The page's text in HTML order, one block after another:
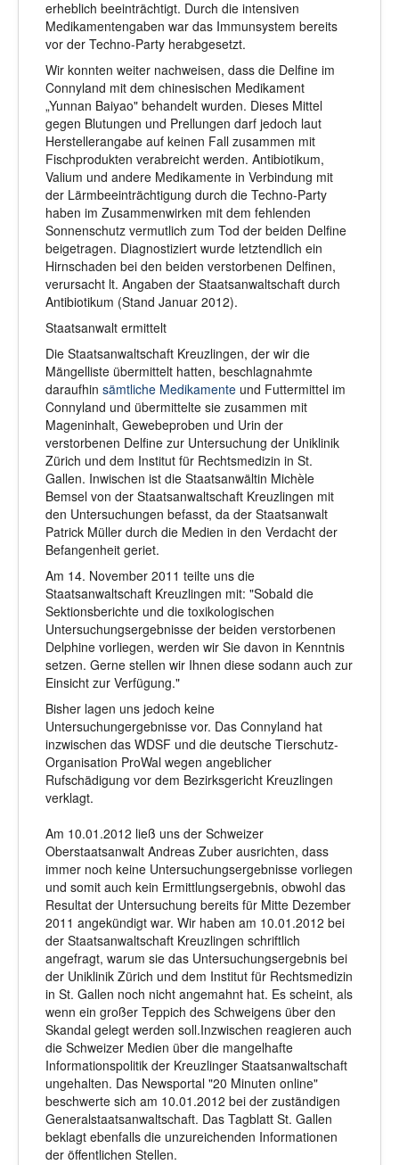
erheblich beeinträchtigt. Durch die intensiven
Medikamentengaben war das Immunsystem bereits
vor der Techno-Party herabgesetzt.
Wir konnten weiter nachweisen, dass die Delfine im
Connyland mit dem chinesischen Medikament
„Yunnan Baiyao" behandelt wurden. Dieses Mittel
gegen Blutungen und Prellungen darf jedoch laut
Herstellerangabe auf keinen Fall zusammen mit
Fischprodukten verabreicht werden. Antibiotikum,
Valium und andere Medikamente in Verbindung mit
der Lärmbeeinträchtigung durch die Techno-Party
haben im Zusammenwirken mit dem fehlenden
Sonnenschutz vermutlich zum Tod der beiden Delfine
beigetragen. Diagnostiziert wurde letztendlich ein
Hirnschaden bei den beiden verstorbenen Delfinen,
verursacht lt. Angaben der Staatsanwaltschaft durch
Antibiotikum (Stand Januar 2012).
Staatsanwalt ermittelt
Die Staatsanwaltschaft Kreuzlingen, der wir die
Mängelliste übermittelt hatten, beschlagnahmte
daraufhin sämtliche Medikamente und Futtermittel im
Connyland und übermittelte sie zusammen mit
Mageninhalt, Gewebeproben und Urin der
verstorbenen Delfine zur Untersuchung der Uniklinik
Zürich und dem Institut für Rechtsmedizin in St.
Gallen. Inwischen ist die Staatsanwältin Michèle
Bemsel von der Staatsanwaltschaft Kreuzlingen mit
den Untersuchungen befasst, da der Staatsanwalt
Patrick Müller durch die Medien in den Verdacht der
Befangenheit geriet.
Am 14. November 2011 teilte uns die
Staatsanwaltschaft Kreuzlingen mit: "Sobald die
Sektionsberichte und die toxikologischen
Untersuchungsergebnisse der beiden verstorbenen
Delphine vorliegen, werden wir Sie davon in Kenntnis
setzen. Gerne stellen wir Ihnen diese sodann auch zur
Einsicht zur Verfügung."
Bisher lagen uns jedoch keine
Untersuchungergebnisse vor. Das Connyland hat
inzwischen das WDSF und die deutsche Tierschutz-
Organisation ProWal wegen angeblicher
Rufschädigung vor dem Bezirksgericht Kreuzlingen
verklagt.
Am 10.01.2012 ließ uns der Schweizer
Oberstaatsanwalt Andreas Zuber ausrichten, dass
immer noch keine Untersuchungsergebnisse vorliegen
und somit auch kein Ermittlungsergebnis, obwohl das
Resultat der Untersuchung bereits für Mitte Dezember
2011 angekündigt war. Wir haben am 10.01.2012 bei
der Staatsanwaltschaft Kreuzlingen schriftlich
angefragt, warum sie das Untersuchungsergebnis bei
der Uniklinik Zürich und dem Institut für Rechtsmedizin
in St. Gallen noch nicht angemahnt hat. Es scheint, als
wenn ein großer Teppich des Schweigens über den
Skandal gelegt werden soll.Inzwischen reagieren auch
die Schweizer Medien über die mangelhafte
Informationspolitik der Kreuzlinger Staatsanwaltschaft
ungehalten. Das Newsportal "20 Minuten online"
beschwerte sich am 10.01.2012 bei der zuständigen
Generalstaatsanwaltschaft. Das Tagblatt St. Gallen
beklagt ebenfalls die unzureichenden Informationen
der öffentlichen Stellen.